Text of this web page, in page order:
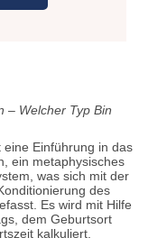
– Welcher Typ Bin
eine Einführung in das
ein metaphysisches
was sich mit der
des
Es wird mit Hilfe
dem Geburtsort
kalkuliert.